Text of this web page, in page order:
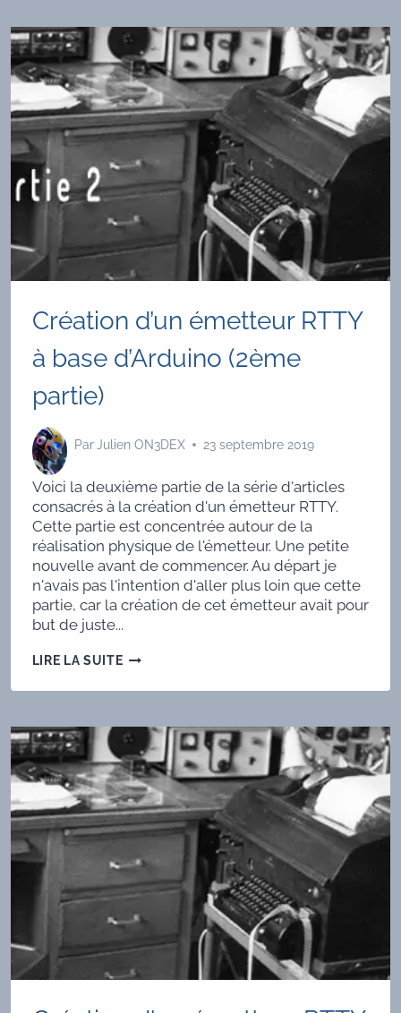
Création d’un émetteur RTTY
à base d’Arduino (2ème
partie)
Par Julien ON3DEX 23 septembre 2019
Voici la deuxième partie de la série d'articles
consacrés à la création d'un émetteur RTTY.
Cette partie est concentrée autour de la
réalisation physique de l'émetteur. Une petite
nouvelle avant de commencer. Au départ je
n'avais pas l'intention d'aller plus loin que cette
partie, car la création de cet émetteur avait pour
but de juste...
LIRE LA SUITECRÉATION
ÉMETTEUR
BASE
D’ARDUINO
(2ÈME
PARTIE)